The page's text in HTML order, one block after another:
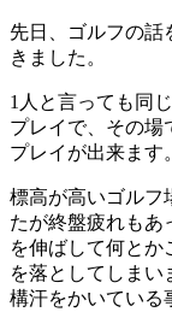
先日、ゴルフの話
きました。
1人と言っても同
プレイで、その場
プレイが出来ます。
標高が高いゴルフ
たが終盤疲れもあ
を伸ばして何とか
を落としてしまい
構汗をかいている